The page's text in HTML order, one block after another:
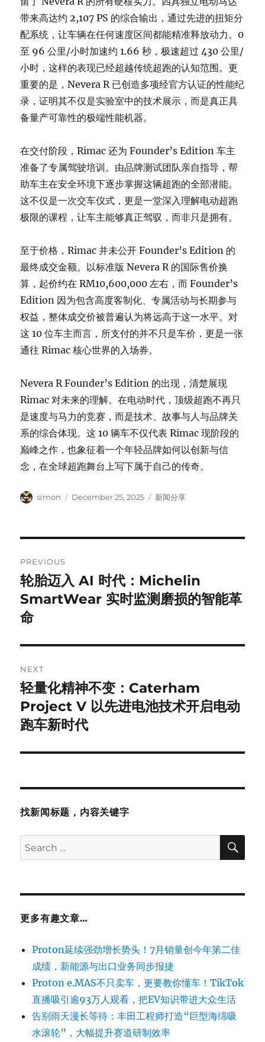
带来高达约 2,107 PS 的综合输出，通过先进的扭矩分
配系统，让车辆在任何速度区间都能精准释放动力。0
至 96 公里/小时加速约 1.66 秒，极速超过 430 公里/
小时，这样的表现已经超越传统超跑的认知范围。更
重要的是，Nevera R 已创造多项经官方认证的性能纪
录，证明其不仅是实验室中的技术展示，而是真正具
备量产可靠性的极端性能机器。
在交付阶段，Rimac 还为 Founder’s Edition 车主
准备了专属驾驶培训。由品牌测试团队亲自指导，帮
助车主在安全环境下逐步掌握这辆超跑的全部潜能。
这不仅是一次交车仪式，更是一堂深入理解电动超跑
极限的课程，让车主能够真正驾驭，而非只是拥有。
至于价格，Rimac 并未公开 Founder’s Edition 的
最终成交金额。以标准版 Nevera R 的国际售价换
算，起价约在 RM10,600,000 左右，而 Founder’s
Edition 因为包含高度客制化、专属活动与长期参与
权益，整体成交价被普遍认为将远高于这一水平。对
这 10 位车主而言，所支付的并不只是车价，更是一张
通往 Rimac 核心世界的入场券。
Nevera R Founder’s Edition 的出现，清楚展现
Rimac 对未来的理解。在电动时代，顶级超跑不再只
是速度与马力的竞赛，而是技术、故事与人与品牌关
系的综合体现。这 10 辆车不仅代表 Rimac 现阶段的
巅峰之作，也象征着一个年轻品牌如何以创新与信
念，在全球超跑舞台上写下属于自己的传奇。
Author
simon
Posted
December 25, 2025 Categories
新闻分享
navigation
PREVIOUS
Previous
post:
轮胎迈入 AI 时代：Michelin
SmartWear 实时监测磨损的智能革
命
NEXT
Next
post:
轻量化精神不变：Caterham
Project V 以先进电池技术开启电动
跑车新时代
找新闻标题，内容关键字
Search
for:
更多有趣文章…
Proton延续强劲增长势头！7月销量创今年第二佳
成绩，新能源与出口业务同步报捷
Proton e.MAS不只卖车，更要教你懂车！TikTok
直播吸引逾93万人观看，把EV知识带进大众生活
告别雨天漫长等待：丰田工程师打造“巨型海绵吸
水滚轮”，大幅提升赛道研制效率